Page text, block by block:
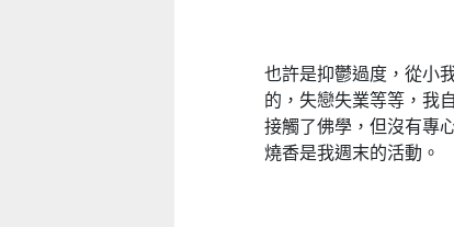
也許是抑鬱過度，從小
的，失戀失業等等，我
接觸了佛學，但沒有專
燒香是我週末的活動。